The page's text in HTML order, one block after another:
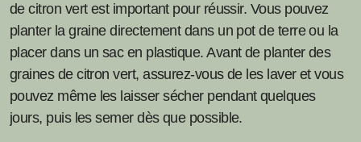
de citron vert est important pour réussir. Vous pouvez
planter la graine directement dans un pot de terre ou la
placer dans un sac en plastique. Avant de planter des
graines de citron vert, assurez-vous de les laver et vous
pouvez même les laisser sécher pendant quelques
jours, puis les semer dès que possible.